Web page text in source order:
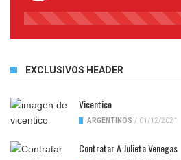
45%
EXCLUSIVOS HEADER
Vicentico
ARGENTINOS / 01/12/2021
Contratar A Julieta Venegas